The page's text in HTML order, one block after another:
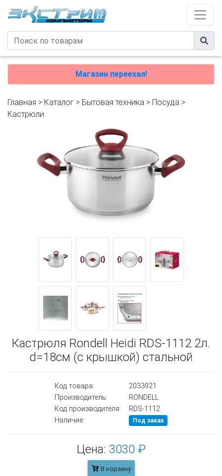
Магазин переехал!
Главная > Каталог > Бытовая техника > Посуда >
Кастрюли
Кастрюля Rondell Heidi RDS-1112 2л.
d=18см (с крышкой) стальной
Код товара:
2033921
Производитель:
RONDELL
Код производителя:
RDS-1112
Наличие:
Под заказ
Цена: 3030 ₽
В корзину